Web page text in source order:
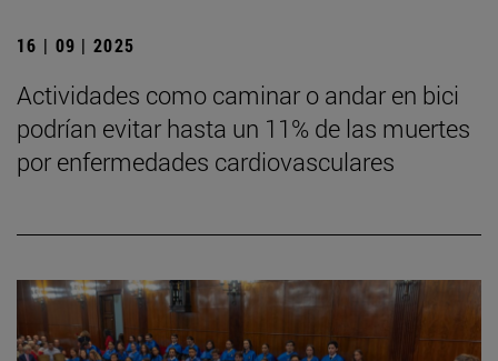
16 | 09 | 2025
Actividades como caminar o andar en bici
podrían evitar hasta un 11% de las muertes
por enfermedades cardiovasculares